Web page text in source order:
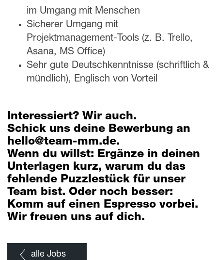
im Umgang mit Menschen
Sicherer Umgang mit
Projektmanagement-Tools (z. B. Trello,
Asana, MS Office)
Sehr gute Deutschkenntnisse (schriftlich &
mündlich), Englisch von Vorteil
Interessiert? Wir auch.
Schick uns deine Bewerbung an
hello@team-mm.de.
Wenn du willst: Ergänze in deinen
Unterlagen kurz, warum du das
fehlende Puzzlestück für unser
Team bist. Oder noch besser:
Komm auf einen Espresso vorbei.
Wir freuen uns auf dich.
alle Jobs